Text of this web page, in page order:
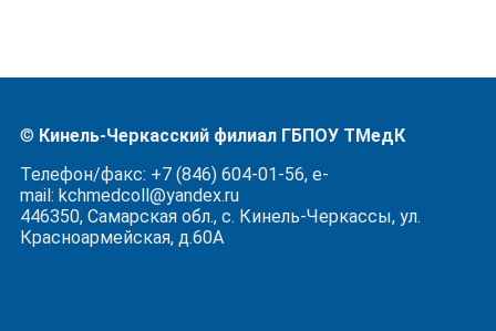
© Кинель-Черкасский филиал ГБПОУ ТМедК
Телефон/факс: +7 (846) 604-01-56, e-
mail: kchmedcoll@yandex.ru
446350, Самарская обл., с. Кинель-Черкассы, ул.
Красноармейская, д.60А